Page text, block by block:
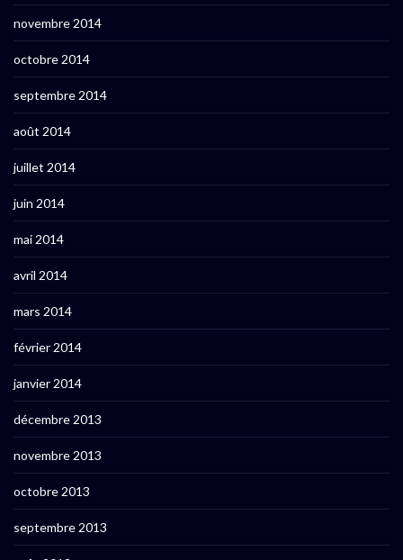
novembre 2014
octobre 2014
septembre 2014
août 2014
juillet 2014
juin 2014
mai 2014
avril 2014
mars 2014
février 2014
janvier 2014
décembre 2013
novembre 2013
octobre 2013
septembre 2013